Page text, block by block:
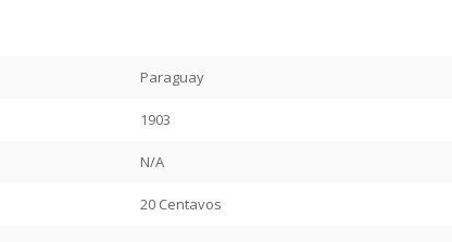
Paraguay
1903
N/A
20 Centavos